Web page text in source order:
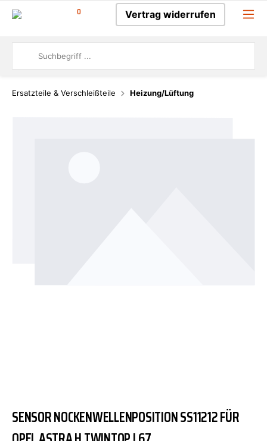
0 Vertrag widerrufen
Ersatzteile & Verschleißteile Heizung/Lüftung
SENSOR NOCKENWELLENPOSITION SS11212 FÜR